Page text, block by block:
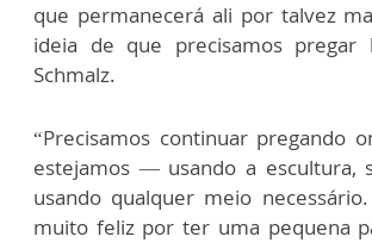
que permanecerá ali por talvez
ideia de que precisamos pregar
Schmalz.
“Precisamos continuar pregando
estejamos — usando a escultura,
usando qualquer meio
muito feliz por ter uma pequena